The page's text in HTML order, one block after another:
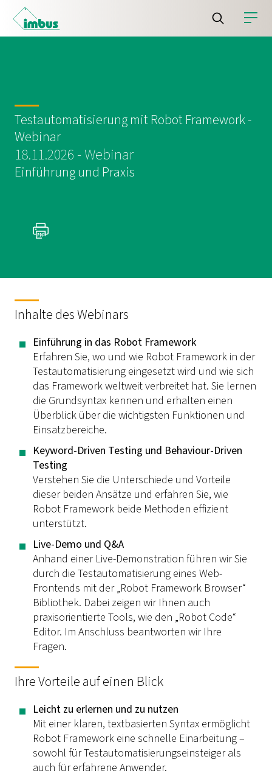
Testautomatisierung mit Robot Framework -
Webinar
18.11.2026 - Webinar
Einführung und Praxis
Inhalte des Webinars
Einführung in das Robot Framework
Erfahren Sie, wo und wie Robot Framework in der
Testautomatisierung eingesetzt wird und wie sich
das Framework weltweit verbreitet hat. Sie lernen
die Grundsyntax kennen und erhalten einen
Überblick über die wichtigsten Funktionen und
Einsatzbereiche.
Keyword-Driven Testing und Behaviour-Driven
Testing
Verstehen Sie die Unterschiede und Vorteile
dieser beiden Ansätze und erfahren Sie, wie
Robot Framework beide Methoden effizient
unterstützt.
Live-Demo und Q&A
Anhand einer Live-Demonstration führen wir Sie
durch die Testautomatisierung eines Web-
Frontends mit der „Robot Framework Browser“
Bibliothek. Dabei zeigen wir Ihnen auch
praxisorientierte Tools, wie den „Robot Code“
Editor. Im Anschluss beantworten wir Ihre
Fragen.
Ihre Vorteile auf einen Blick
Leicht zu erlernen und zu nutzen
Mit einer klaren, textbasierten Syntax ermöglicht
Robot Framework eine schnelle Einarbeitung –
sowohl für Testautomatisierungseinsteiger als
auch für erfahrene Anwender.